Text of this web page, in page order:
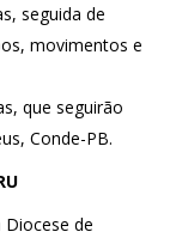
seguida de
movimentos e
que seguirão
Conde-PB.
de